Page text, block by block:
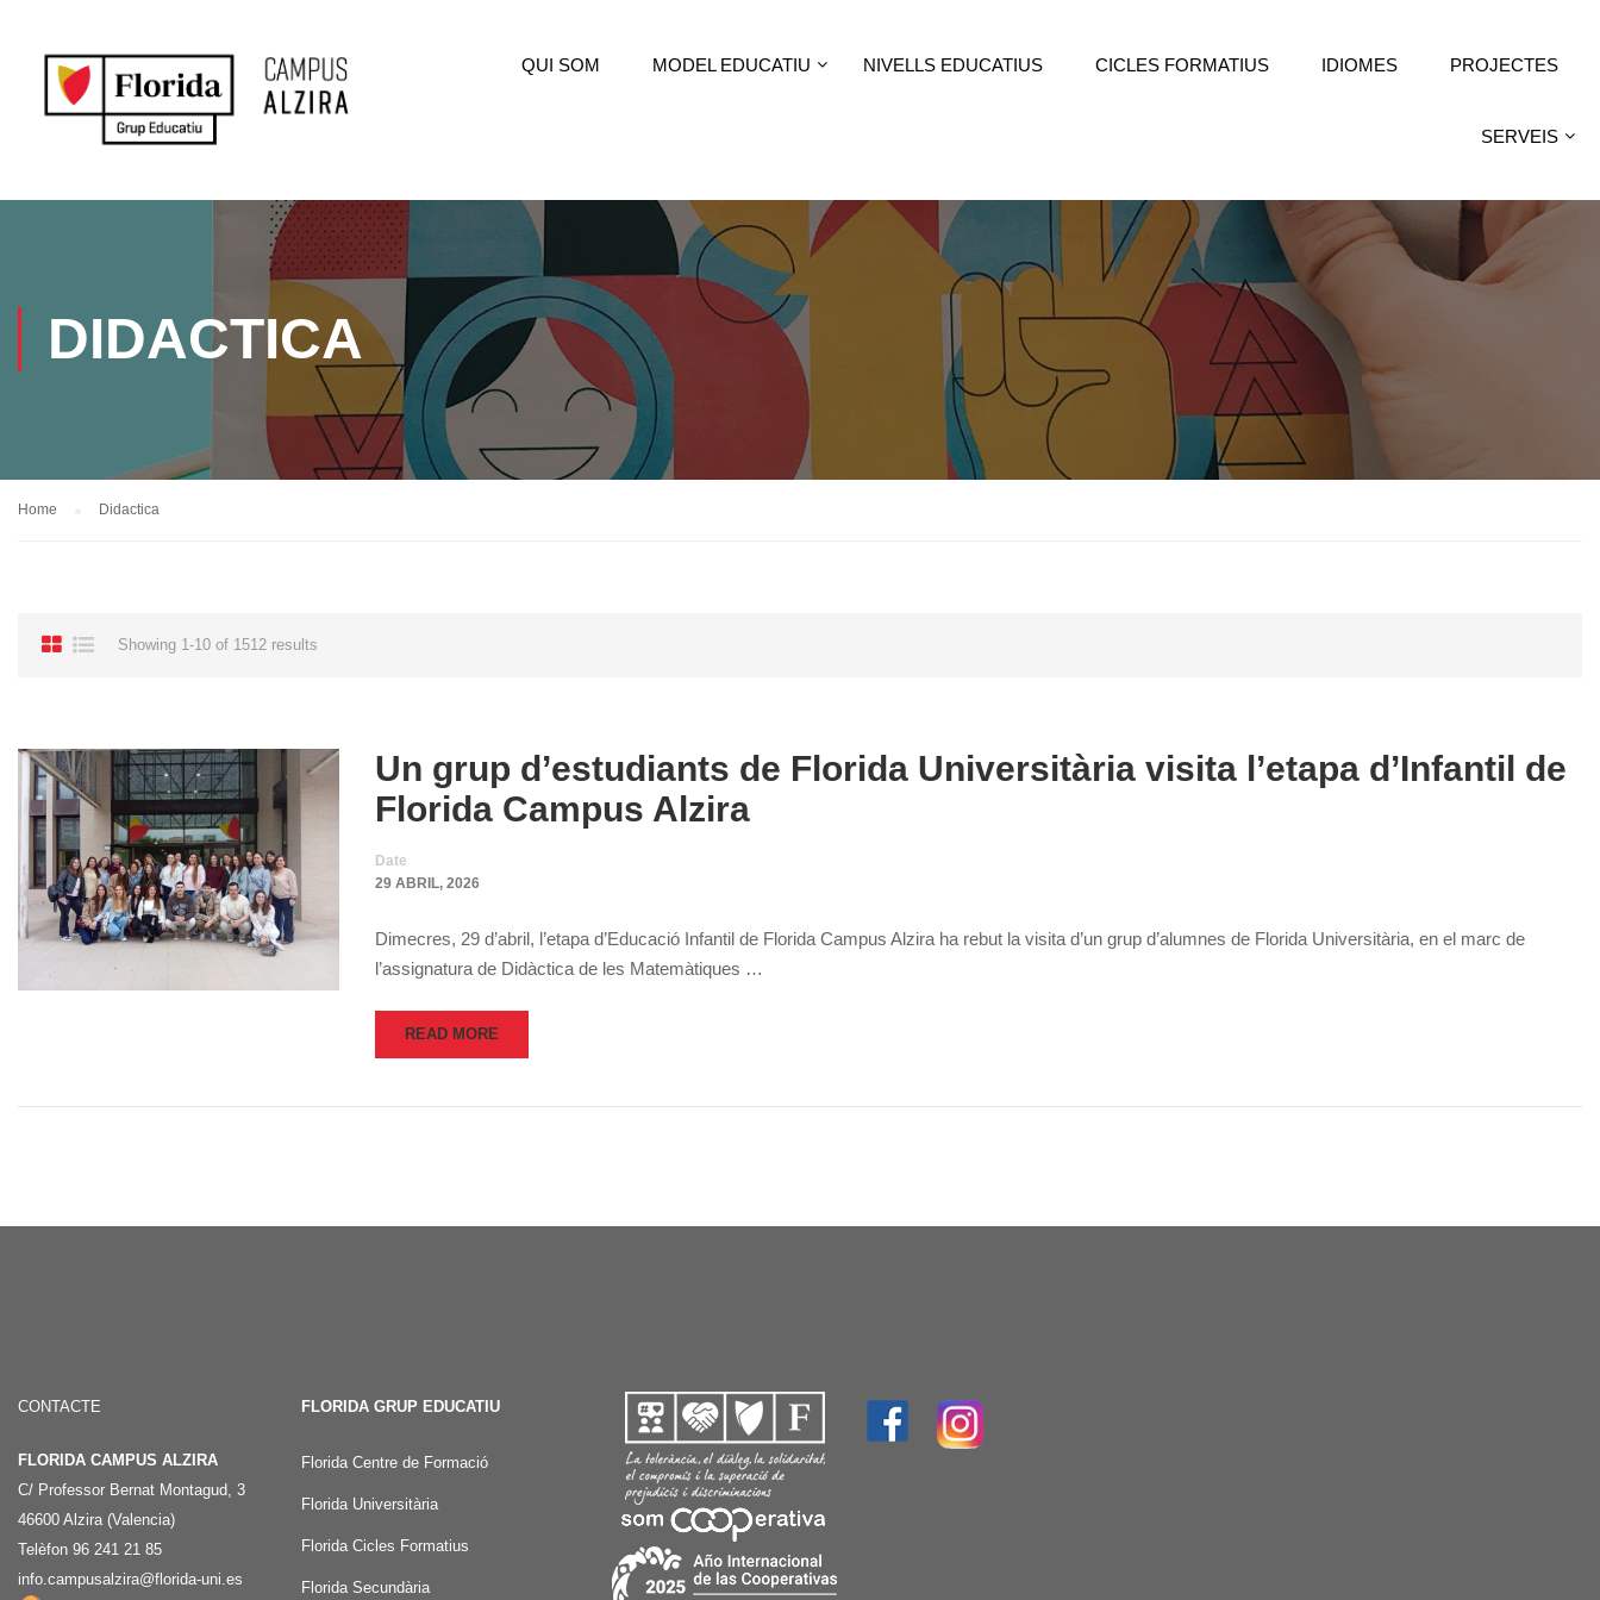
QUI SOM MODEL EDUCATIU NIVELLS EDUCATIUS CICLES FORMATIUS IDIOMES PROJECTES
SERVEIS
DIDACTICA
Home Didactica
Showing 1-10 of 1512 results
Un grup d’estudiants de Florida Universitària visita l’etapa d’Infantil de
Florida Campus Alzira
Date
29 ABRIL, 2026
Dimecres, 29 d’abril, l’etapa d’Educació Infantil de Florida Campus Alzira ha rebut la visita d’un grup d’alumnes de Florida Universitària, en el marc de
l’assignatura de Didàctica de les Matemàtiques …
READ MORE
CONTACTE
FLORIDA CAMPUS ALZIRA
C/ Professor Bernat Montagud, 3
46600 Alzira (Valencia)
Telèfon 96 241 21 85
info.campusalzira@florida-uni.es
FLORIDA GRUP EDUCATIU
Florida Centre de Formació
Florida Universitària
Florida Cicles Formatius
Florida Secundària